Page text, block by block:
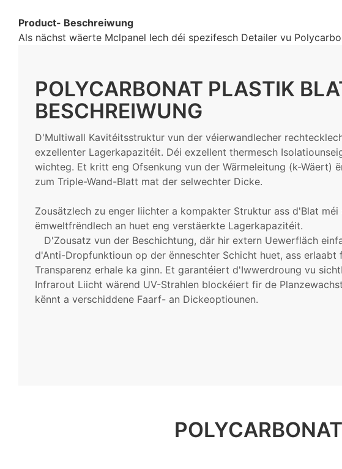
Product- Beschreiwung
Als nächst wäerte Mclpanel Iech déi spezifesch Detailer vu
POLYCARBONAT PLASTIK
BESCHREIWUNG
D'Multiwall Kavitéitsstruktur vun der véierwandlecher
exzellenter Lagerkapazitéit. Déi exzellent thermesch
wichteg. Et kritt eng Ofsenkung vun der Wärmeleitung (k-Wäert)
zum Triple-Wand-Blatt mat der selwechter Dicke.
Zousätzlech zu enger liichter a kompakter Struktur ass d'Blat
ëmweltfrëndlech an huet eng verstäerkte Lagerkapazitéit.
D'Zousatz vun der Beschichtung, där hir extern Uewerfläch
d'Anti-Dropfunktioun op der ënneschter Schicht huet, ass erlaabt
Transparenz erhale ka ginn. Et garantéiert d'Iwwerdroung vu
Infrarout Liicht wärend UV-Strahlen blockéiert fir de
kënnt a verschiddene Faarf- an Dickeoptiounen.